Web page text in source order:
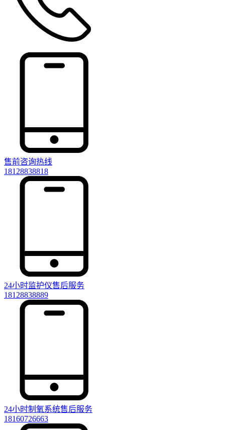
售前咨询热线
18128838818
24小时监护仪售后服务
18128838889
24小时制氧系统售后服务
18160726663